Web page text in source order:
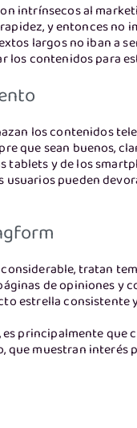
intrínsecos al
y entonces
largos no iban a
los contenidos para
los contenidos
que sean buenos,
tablets y de los
pueden
tratan
de opiniones y
estrella consistente
principalmente
que muestran